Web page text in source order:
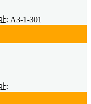
: A3-1-301
: